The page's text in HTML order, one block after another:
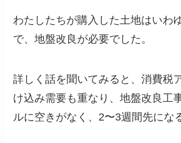
わたしたちが購入した土地はいわ
で、地盤改良が必要でした。
詳しく話を聞いてみると、消費税
け込み需要も重なり、地盤改良工
ルに空きがなく、2〜3週間先にな